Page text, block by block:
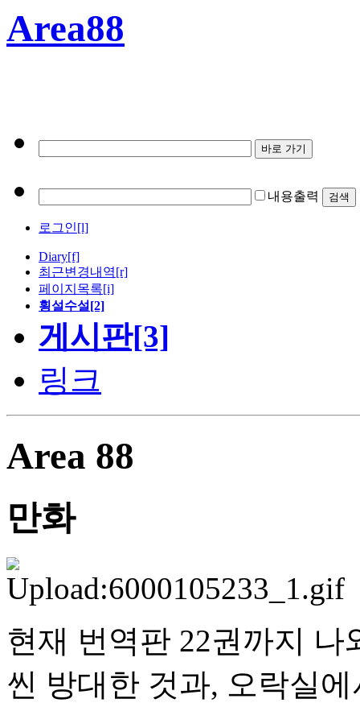
Area88
내용출력
로그인[l]
Diary[f]
최근변경내역[r]
페이지목록[i]
횡설수설[2]
게시판[3]
링크
Area 88
만화
현재 번역판 22권까지
씬 방대한 것과, 오락실